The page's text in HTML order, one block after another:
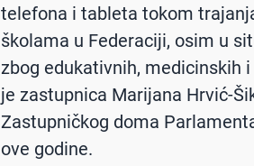
telefona i tableta tokom
školama u Federaciji, osim u
zbog edukativnih, medicinskih
je zastupnica Marijana Hrvić-
Zastupničkog doma
ove godine.